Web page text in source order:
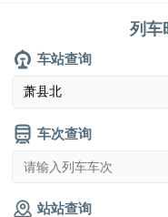
列车
车站查询
车次查询
站站查询